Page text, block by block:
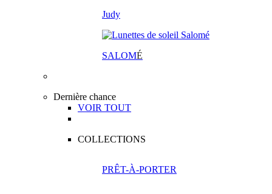
Judy
SALOMÉ
Dernière chance
VOIR TOUT
COLLECTIONS
PRÊT-À-PORTER